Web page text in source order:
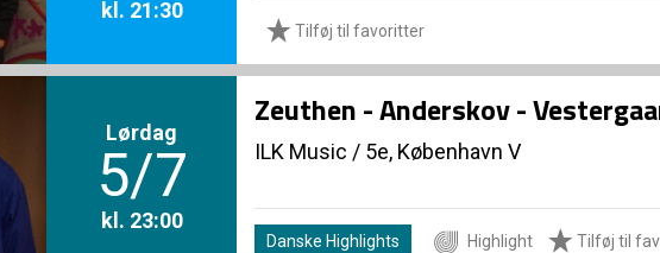
kl. 21:30
Tilføj til favoritter
Lørdag
5/7
kl. 23:00
Zeuthen - Anderskov -
ILK Music / 5e, København V
Danske Highlights Highlight Tilføj til